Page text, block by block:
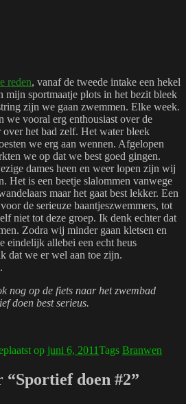
reden, vanaf de tweede intake een hekel
mijn sportmaatje plots in het bezit bleek
zijn we gaan zwemmen. Elke week.
we vooral erg enthousiast over de
het bad zelf. Het water bleek
we erg aan wennen. Afgelopen
we op dat we best goed gingen.
dames heen en weer lopen zijn wij
Het is een beetje slalommen vanwege
maar het gaat best lekker. Een
de serieuze baantjeszwemmers, tot
niet tot deze groep. Ik denk echter dat
Zodra wij minder gaan kletsen en
eindelijk allebei een echt heus
dat we er wel aan toe zijn.
nog op de fiets naar het zwembad
doen best serieus.
op juni 6, 2011Tags Branwen
“Sportief doen #2”